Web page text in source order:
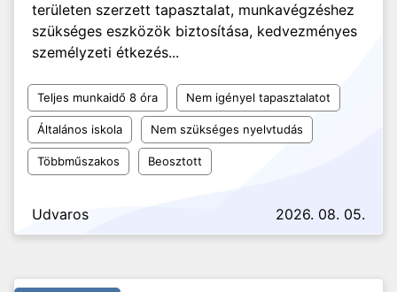
területen szerzett tapasztalat, munkavégzéshez
szükséges eszközök biztosítása, kedvezményes
személyzeti étkezés...
Teljes munkaidő 8 óra Nem igényel tapasztalatot
Általános iskola Nem szükséges nyelvtudás
Többműszakos Beosztott
Udvaros 2026. 08. 05.